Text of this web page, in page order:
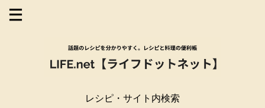
レシピ・サイト内検索